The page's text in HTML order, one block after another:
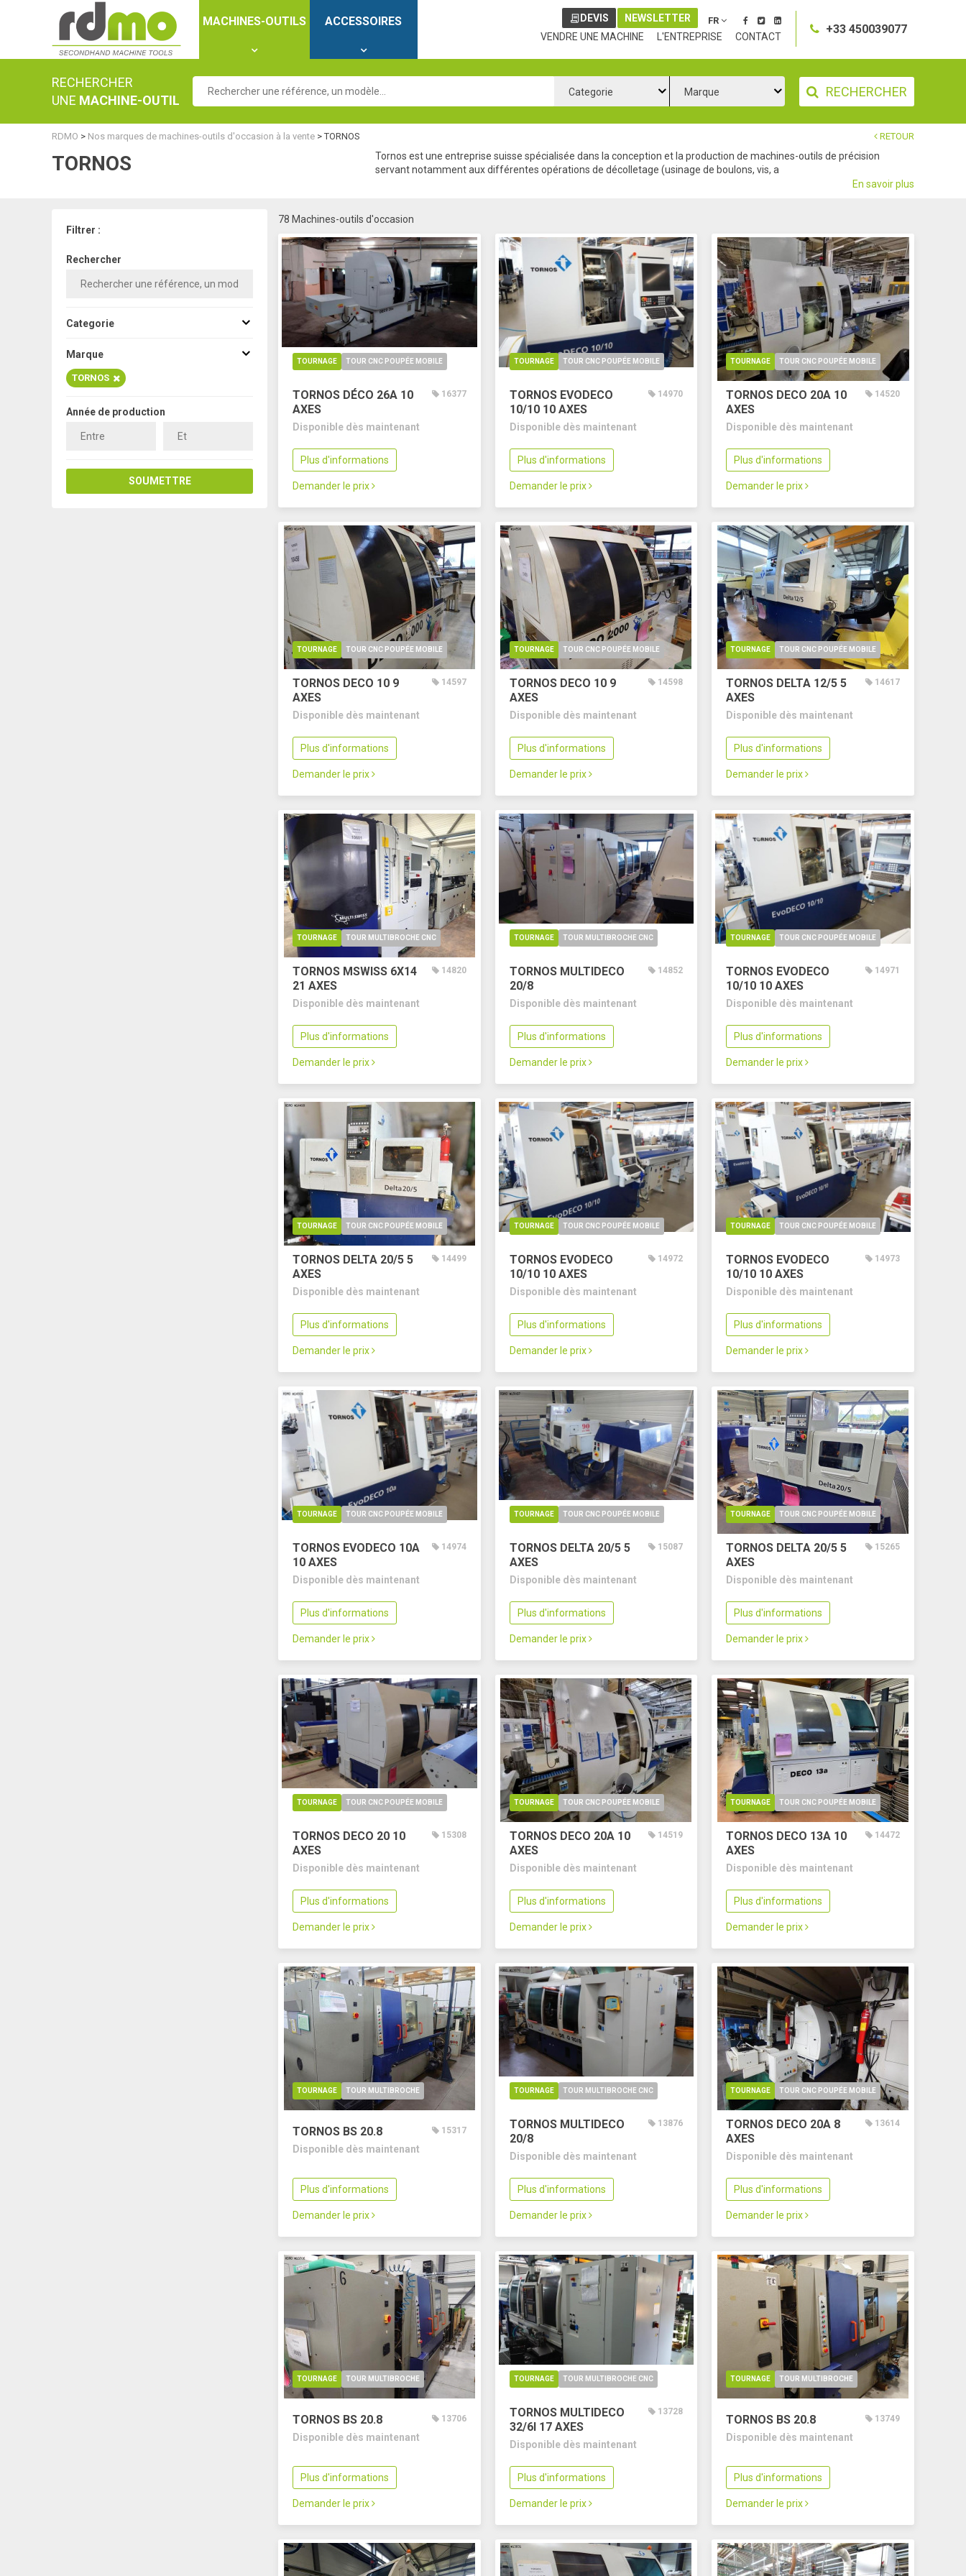
MACHINES-OUTILS ACCESSOIRES
+33 450039077
DEVIS NEWSLETTER FR
VENDRE UNE MACHINE L'ENTREPRISE CONTACT
RECHERCHER
UNE MACHINE-OUTIL
Categorie Marque RECHERCHER
RETOUR
RDMO > Nos marques de machines-outils d'occasion à la vente >TORNOS
TORNOS
Tornos est une entreprise suisse spécialisée dans la conception et la production de machines-outils de précision
servant notamment aux différentes opérations de décolletage (usinage de boulons, vis, a
En savoir plus
Filtrer :
Rechercher
Categorie
Marque
TORNOS
Année de production
SOUMETTRE
78 Machines-outils d'occasion
TOURNAGE TOUR CNC POUPÉE MOBILE
TORNOS DÉCO 26A 10
AXES
16377
Disponible dès maintenant
Plus d'informations
Demander le prix
TOURNAGE TOUR CNC POUPÉE MOBILE
TORNOS EVODECO
10/10 10 AXES
14970
Disponible dès maintenant
Plus d'informations
Demander le prix
TOURNAGE TOUR CNC POUPÉE MOBILE
TORNOS DECO 20A 10
AXES
14520
Disponible dès maintenant
Plus d'informations
Demander le prix
TOURNAGE TOUR CNC POUPÉE MOBILE
TORNOS DECO 10 9
AXES
14597
Disponible dès maintenant
Plus d'informations
Demander le prix
TOURNAGE TOUR CNC POUPÉE MOBILE
TORNOS DECO 10 9
AXES
14598
Disponible dès maintenant
Plus d'informations
Demander le prix
TOURNAGE TOUR CNC POUPÉE MOBILE
TORNOS DELTA 12/55
AXES
14617
Disponible dès maintenant
Plus d'informations
Demander le prix
TOURNAGE TOUR MULTIBROCHE CNC
TORNOS MSWISS 6X14
21 AXES
14820
Disponible dès maintenant
Plus d'informations
Demander le prix
TOURNAGE TOUR MULTIBROCHE CNC
TORNOS MULTIDECO
20/8
14852
Disponible dès maintenant
Plus d'informations
Demander le prix
TOURNAGE TOUR CNC POUPÉE MOBILE
TORNOS EVODECO
10/10 10 AXES
14971
Disponible dès maintenant
Plus d'informations
Demander le prix
TOURNAGE TOUR CNC POUPÉE MOBILE
TORNOS DELTA 20/5 5
AXES
14499
Disponible dès maintenant
Plus d'informations
Demander le prix
TOURNAGE TOUR CNC POUPÉE MOBILE
TORNOS EVODECO
10/10 10 AXES
14972
Disponible dès maintenant
Plus d'informations
Demander le prix
TOURNAGE TOUR CNC POUPÉE MOBILE
TORNOS EVODECO
10/10 10 AXES
14973
Disponible dès maintenant
Plus d'informations
Demander le prix
TOURNAGE TOUR CNC POUPÉE MOBILE
TORNOS EVODECO 10A
10 AXES
14974
Disponible dès maintenant
Plus d'informations
Demander le prix
TOURNAGE TOUR CNC POUPÉE MOBILE
TORNOS DELTA 20/5 5
AXES
15087
Disponible dès maintenant
Plus d'informations
Demander le prix
TOURNAGE TOUR CNC POUPÉE MOBILE
TORNOS DELTA 20/55
AXES
15265
Disponible dès maintenant
Plus d'informations
Demander le prix
TOURNAGE TOUR CNC POUPÉE MOBILE
TORNOS DECO 20 10
AXES
15308
Disponible dès maintenant
Plus d'informations
Demander le prix
TOURNAGE TOUR CNC POUPÉE MOBILE
TORNOS DECO 20A 10
AXES
14519
Disponible dès maintenant
Plus d'informations
Demander le prix
TOURNAGE TOUR CNC POUPÉE MOBILE
TORNOS DECO 13A 10
AXES
14472
Disponible dès maintenant
Plus d'informations
Demander le prix
TOURNAGE TOUR MULTIBROCHE
TORNOS BS 20.8 15317
Disponible dès maintenant
Plus d'informations
Demander le prix
TOURNAGE TOUR MULTIBROCHE CNC
TORNOS MULTIDECO
20/8
13876
Disponible dès maintenant
Plus d'informations
Demander le prix
TOURNAGE TOUR CNC POUPÉE MOBILE
TORNOS DECO 20A 8
AXES
13614
Disponible dès maintenant
Plus d'informations
Demander le prix
TOURNAGE TOUR MULTIBROCHE
TORNOS BS 20.8 13706
Disponible dès maintenant
Plus d'informations
Demander le prix
TOURNAGE TOUR MULTIBROCHE CNC
TORNOS MULTIDECO
32/6I 17 AXES
13728
Disponible dès maintenant
Plus d'informations
Demander le prix
TOURNAGE TOUR MULTIBROCHE
TORNOS BS 20.8 13749
Disponible dès maintenant
Plus d'informations
Demander le prix